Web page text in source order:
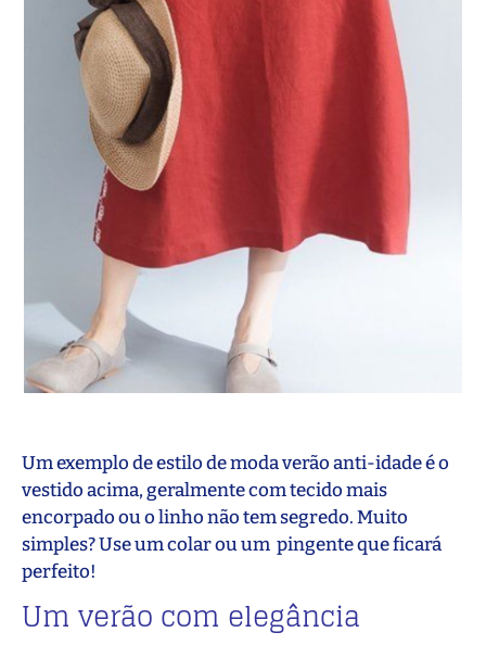
Um exemplo de estilo de moda verão anti-idade é o
vestido acima, geralmente com tecido mais
encorpado ou o linho não tem segredo. Muito
simples? Use um colar ou um pingente que ficará
perfeito!
Um verão com elegância